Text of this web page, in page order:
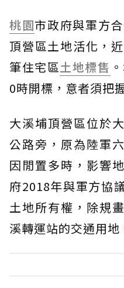
桃園市政府與軍方
頂營區土地活化，
筆住宅區土地標售
0時開標，意者須把
大溪埔頂營區位於
公路旁，原為陸軍
因閒置多時，影響
府2018年與軍方協
土地所有權，除規
溪轉運站的交通用地